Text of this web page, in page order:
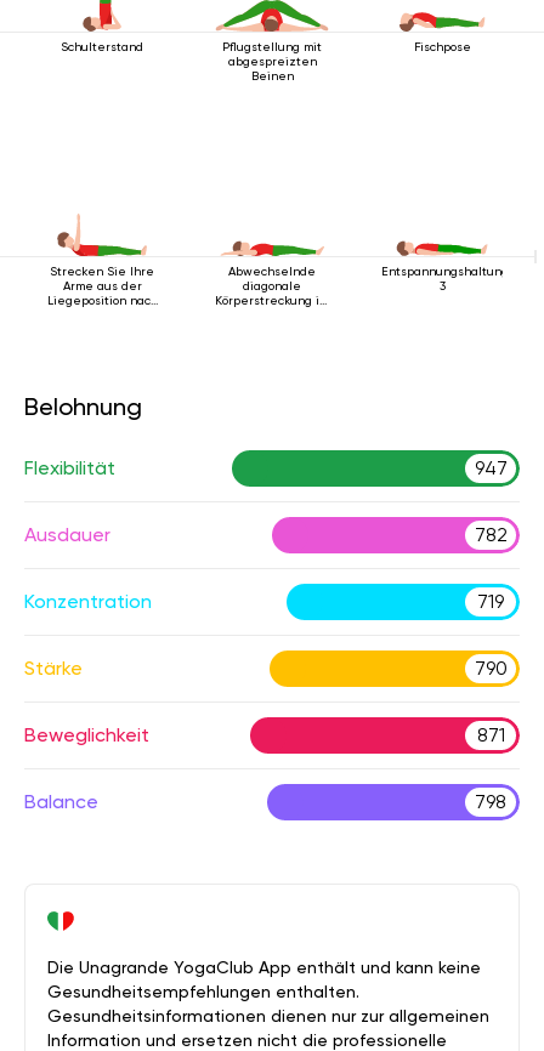
Schulterstand
Pflugstellung mit
abgespreizten
Beinen
Fischpose
Strecken Sie Ihre
Arme aus der
Liegeposition nach
Abwechselnde
diagonale
Körperstreckung im
Entspannungshaltung
3
Belohnung
Flexibilität 947
Ausdauer 782
Konzentration 719
Stärke 790
Beweglichkeit 871
Balance 798
Die Unagrande YogaClub App enthält und kann keine
Gesundheitsempfehlungen enthalten.
Gesundheitsinformationen dienen nur zur allgemeinen
Information und ersetzen nicht die professionelle